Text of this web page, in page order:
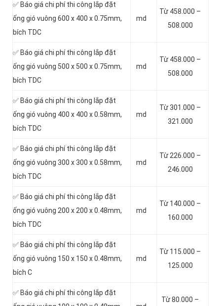
✅ Báo giá chi phí thi công lắp đặt
ống gió vuông 600 x 400 x 0.75mm,
bích TDC
md
Từ 458.000 –
508.000
✅ Báo giá chi phí thi công lắp đặt
ống gió vuông 500 x 500 x 0.75mm,
bích TDC
md
Từ 458.000 –
508.000
✅ Báo giá chi phí thi công lắp đặt
ống gió vuông 400 x 400 x 0.58mm,
bích TDC
md
Từ 301.000 –
321.000
✅ Báo giá chi phí thi công lắp đặt
ống gió vuông 300 x 300 x 0.58mm,
bích TDC
md
Từ 226.000 –
246.000
✅ Báo giá chi phí thi công lắp đặt
ống gió vuông 200 x 200 x 0.48mm,
bích TDC
md
Từ 140.000 –
160.000
✅ Báo giá chi phí thi công lắp đặt
ống gió vuông 150 x 150 x 0.48mm,
bích C
md
Từ 115.000 –
125.000
✅ Báo giá chi phí thi công lắp đặt
Từ 80.000 –